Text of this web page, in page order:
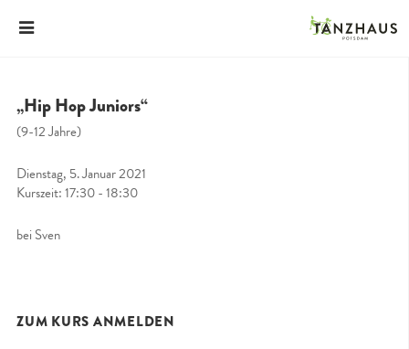
„Hip Hop Juniors“
(9-12 Jahre)
Dienstag, 5. Januar 2021
Kurszeit: 17:30 - 18:30
bei Sven
ZUM KURS ANMELDEN